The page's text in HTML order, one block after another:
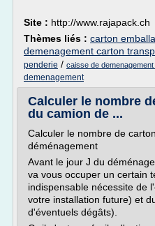
Site : http://www.rajapack.ch
Thèmes liés : carton
demenagement carton
penderie / caisse de
demenagement
Calculer le nombre
du camion de ...
Calculer le nombre de
déménagement
Avant le jour J du
va vous occuper un certain
indispensable nécessite de
votre installation future) et
d'éventuels dégâts).